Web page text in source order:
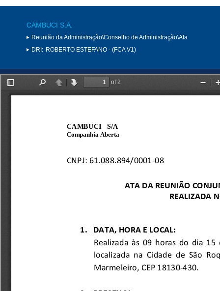
CAMBUCI S.A.
Reunião da Administração\Conselho de Administração\Ata
DRI: ROBERTO ESTEFANO - (FCA V1)